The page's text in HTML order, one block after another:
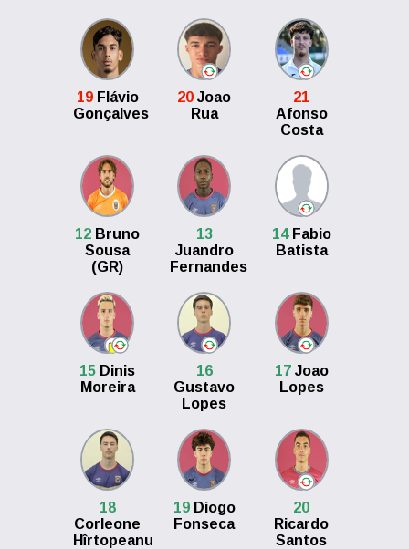
19Flávio
Gonçalves
20 Joao
Rua
21
Afonso
Costa
12 Bruno
Sousa
(GR)
13
Juandro
Fernandes
14Fabio
Batista
15 Dinis
Moreira
16
Gustavo
Lopes
17Joao
Lopes
18
Corleone
Hîrtopeanu
19Diogo
Fonseca
20
Ricardo
Santos